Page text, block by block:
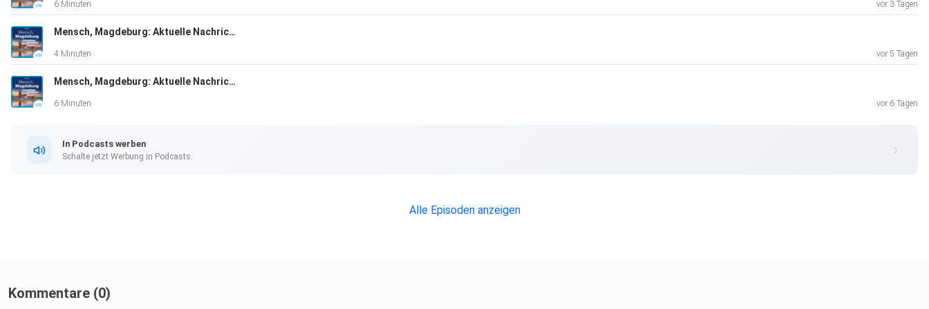
6 Minuten vor 3 Tagen
Mensch, Magdeburg: Aktuelle Nachrichten vom 01.08.2026, erstellt mit KI-Unterstützung
4 Minuten vor 5 Tagen
Mensch, Magdeburg: Aktuelle Nachrichten vom 31.07.2026, erstellt mit KI-Unterstützung
6 Minuten vor 6 Tagen
In Podcasts werben
Schalte jetzt Werbung in Podcasts.
Alle Episoden anzeigen
Kommentare (0)